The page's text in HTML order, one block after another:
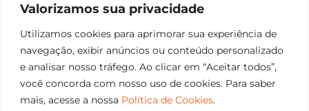
Valorizamos sua privacidade
Utilizamos cookies para aprimorar sua experiência de
navegação, exibir anúncios ou conteúdo personalizado
e analisar nosso tráfego. Ao clicar em “Aceitar todos”,
você concorda com nosso uso de cookies. Para saber
mais, acesse a nossa Política de Cookies.